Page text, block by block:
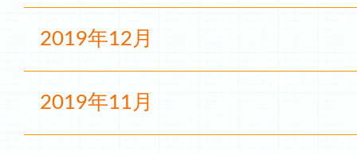
2019年12月
2019年11月